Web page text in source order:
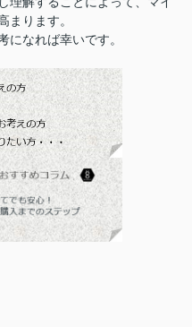
まります。
になれば幸いです。